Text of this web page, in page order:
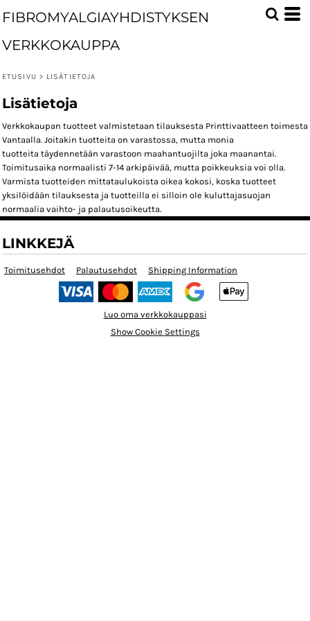
FIBROMYALGIAYHDISTYKSEN
VERKKOKAUPPA
ETUSIVU > LISÄTIETOJA
Lisätietoja
Verkkokaupan tuotteet valmistetaan tilauksesta Printtivaatteen toimesta
Vantaalla. Joitakin tuotteita on varastossa, mutta monia
tuotteita täydennetään varastoon maahantuojilta joka maanantai.
Toimitusaika normaalisti 7-14 arkipäivää, mutta poikkeuksia voi olla.
Varmista tuotteiden mittataulukoista oikea kokosi, koska tuotteet
yksilöidään tilauksesta ja tuotteilla ei silloin ole kuluttajasuojan
normaalia vaihto- ja palautusoikeutta.
LINKKEJÄ
Toimitusehdot Palautusehdot Shipping Information
Luo oma verkkokauppasi
Show Cookie Settings